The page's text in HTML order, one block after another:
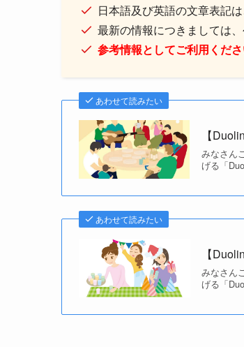
日本語及び英語の文章表記
最新の情報につきましては
参考情報としてご利用くだ
あわせて読みたい
【
みなさん
げる「
あわせて読みたい
【
みなさん
げる「